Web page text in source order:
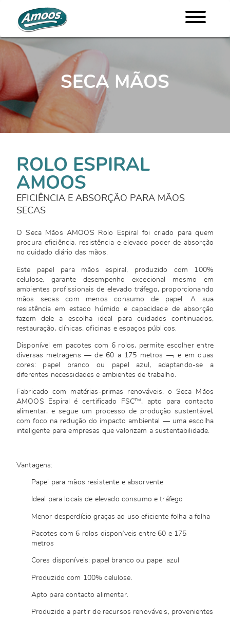
SECA MÃOS
ROLO ESPIRAL
AMOOS
EFICIÊNCIA E ABSORÇÃO PARA MÃOS
SECAS
O Seca Mãos AMOOS Rolo Espiral foi criado para quem
procura eficiência, resistência e elevado poder de absorção
no cuidado diário das mãos.
Este papel para mãos espiral, produzido com 100%
celulose, garante desempenho excecional mesmo em
ambientes profissionais de elevado tráfego, proporcionando
mãos secas com menos consumo de papel. A sua
resistência em estado húmido e capacidade de absorção
fazem dele a escolha ideal para cuidados continuados,
restauração, clínicas, oficinas e espaços públicos.
Disponível em pacotes com 6 rolos, permite escolher entre
diversas metragens — de 60 a 175 metros —, e em duas
cores: papel branco ou papel azul, adaptando-se a
diferentes necessidades e ambientes de trabalho.
Fabricado com matérias-primas renováveis, o Seca Mãos
AMOOS Espiral é certificado FSC™, apto para contacto
alimentar, e segue um processo de produção sustentável,
com foco na redução do impacto ambiental — uma escolha
inteligente para empresas que valorizam a sustentabilidade.
Vantagens:
Papel para mãos resistente e absorvente
Ideal para locais de elevado consumo e tráfego
Menor desperdício graças ao uso eficiente folha a folha
Pacotes com 6 rolos disponíveis entre 60 e 175
metros
Cores disponíveis: papel branco ou papel azul
Produzido com 100% celulose.
Apto para contacto alimentar.
Produzido a partir de recursos renováveis, provenientes